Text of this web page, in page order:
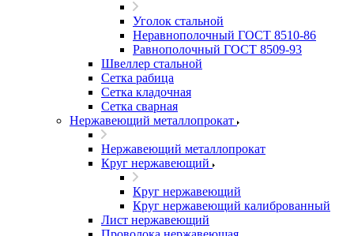
Уголок стальной
Неравнополочный ГОСТ 8510-86
Равнополочный ГОСТ 8509-93
Швеллер стальной
Сетка рабица
Сетка кладочная
Сетка сварная
Нержавеющий металлопрокат
Нержавеющий металлопрокат
Круг нержавеющий
Круг нержавеющий
Круг нержавеющий калиброванный
Лист нержавеющий